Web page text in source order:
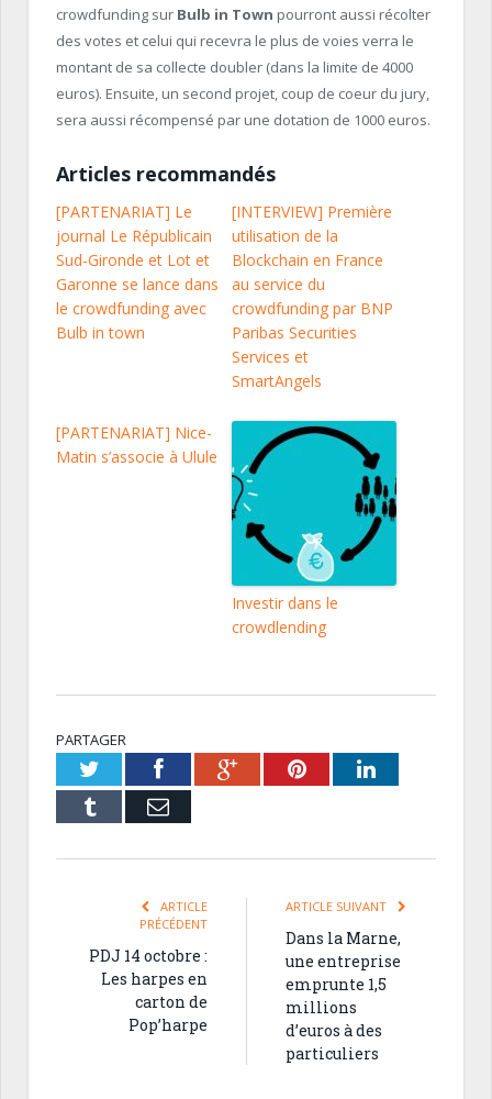
crowdfunding sur Bulb in Town pourront aussi récolter
des votes et celui qui recevra le plus de voies verra le
montant de sa collecte doubler (dans la limite de 4000
euros). Ensuite, un second projet, coup de coeur du jury,
sera aussi récompensé par une dotation de 1000 euros.
Articles recommandés
[PARTENARIAT] Le
journal Le Républicain
Sud-Gironde et Lot et
Garonne se lance dans
le crowdfunding avec
Bulb in town
[INTERVIEW] Première
utilisation de la
Blockchain en France
au service du
crowdfunding par BNP
Paribas Securities
Services et
SmartAngels
[PARTENARIAT] Nice-
Matin s’associe à Ulule
Investir dans le
crowdlending
PARTAGER
TwitterFacebookGoogle+PinterestLinkedIn
Tumblr Email
ARTICLE
PRÉCÉDENT
PDJ 14 octobre :
Les harpes en
carton de
Pop’harpe
ARTICLE SUIVANT
Dans la Marne,
une entreprise
emprunte 1,5
millions
d’euros à des
particuliers